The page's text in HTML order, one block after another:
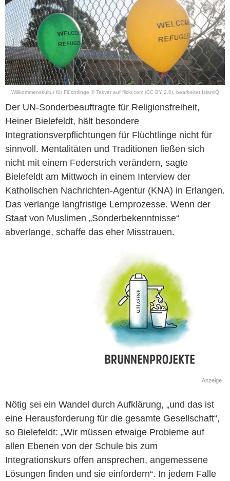
Willkommenskultur für Flüchtlinge © Takver auf flickr.com (CC BY 2.0), bearbeitet IslamiQ
Der UN-Sonderbeauftragte für Religionsfreiheit,
Heiner Bielefeldt, hält besondere
Integrationsverpflichtungen für Flüchtlinge nicht für
sinnvoll. Mentalitäten und Traditionen ließen sich
nicht mit einem Federstrich verändern, sagte
Bielefeldt am Mittwoch in einem Interview der
Katholischen Nachrichten-Agentur (KNA) in Erlangen.
Das verlange langfristige Lernprozesse. Wenn der
Staat von Muslimen „Sonderbekenntnisse“
abverlange, schaffe das eher Misstrauen.
Anzeige
Nötig sei ein Wandel durch Aufklärung, „und das ist
eine Herausforderung für die gesamte Gesellschaft“,
so Bielefeldt: „Wir müssen etwaige Probleme auf
allen Ebenen von der Schule bis zum
Integrationskurs offen ansprechen, angemessene
Lösungen finden und sie einfordern“. In jedem Falle